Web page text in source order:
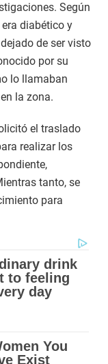
Según
diabético y
de ser visto
por su
lo llamaban
la zona.
el traslado
realizar los
tanto, se
para